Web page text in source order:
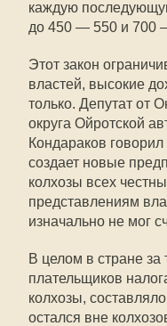
каждую
до 450 — 550 и 700
Этот закон
властей, высокие
только. Депутат от
округа Ойротской
Кондараков говорил
создает новые
колхозы всех
представлениям
изначально не мог
В целом в стране за
плательщиков
колхозы,
остался вне